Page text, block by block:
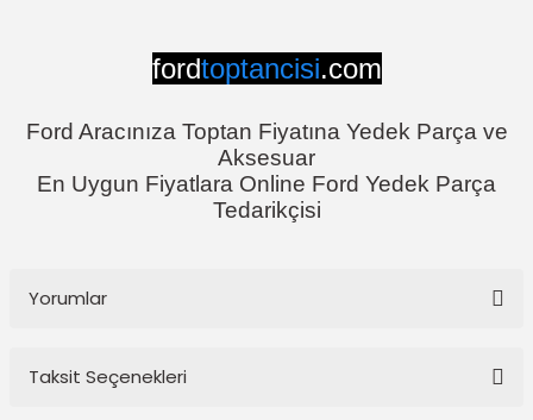
fordtoptancisi.com
Ford Aracınıza Toptan Fiyatına Yedek Parça ve
Aksesuar
En Uygun Fiyatlara Online Ford Yedek Parça
Tedarikçisi
Yorumlar
Taksit Seçenekleri